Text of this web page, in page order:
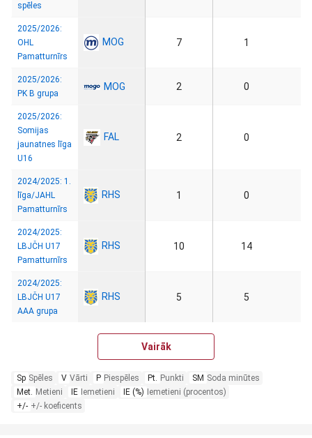
spēles
2025/2026:
OHL
Pamatturnīrs
MOG 7 1
2025/2026:
PK B grupa
MOG 2 0
2025/2026:
Somijas
jaunatnes līga
U16
FAL 2 0
2024/2025: 1.
līga/JAHL
Pamatturnīrs
RHS 1 0
2024/2025:
LBJČH U17
Pamatturnīrs
RHS 10 14
2024/2025:
LBJČH U17
AAA grupa
RHS 5 5
Vairāk
Sp Spēles V Vārti P Piespēles Pt. Punkti SM Soda minūtes
Met. Metieni IE Iemetieni IE (%)
Iemetieni (procentos)
+/- +/- koeficents